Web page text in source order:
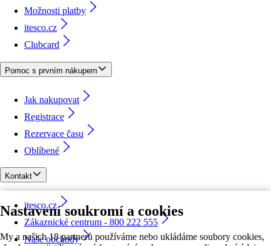
Nastavení soukromí a cookies
My a našich 18 partnerů používáme nebo ukládáme soubory cookies,
Možnosti platby
itesco.cz
Clubcard
Pomoc s prvním nákupem
Jak nakupovat
Registrace
Rezervace času
Oblíbené
Kontakt
itesco.cz
Zákaznické centrum - 800 222 555
Naše obchody